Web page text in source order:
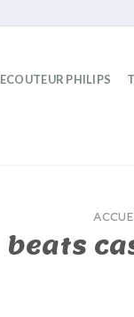
ECOUTEUR PHILIPS
beats